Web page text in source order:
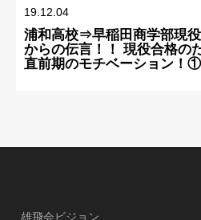
19.12.04
浦和高校⇒早稲田商学部現
からの伝言！！ 現役合格の
直前期のモチベーション！①
雄飛会ビジョン